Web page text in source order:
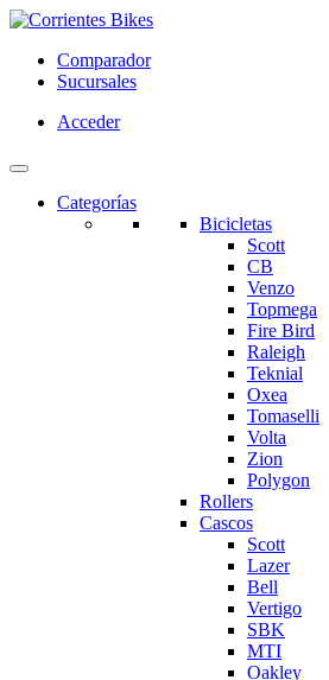
Comparador
Sucursales
Acceder
Categorías
Bicicletas
Scott
CB
Venzo
Topmega
Fire Bird
Raleigh
Teknial
Oxea
Tomaselli
Volta
Zion
Polygon
Rollers
Cascos
Scott
Lazer
Bell
Vertigo
SBK
MTI
Oakley